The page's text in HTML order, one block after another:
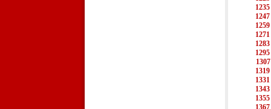
1235
1247
1259
1271
1283
1295
1307
1319
1331
1343
1355
1367